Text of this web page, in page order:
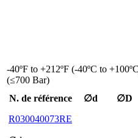
-40ºF to +212ºF (-40ºC to
(≤700 Bar)
N. de référence
∅d ∅D
R030040073RE